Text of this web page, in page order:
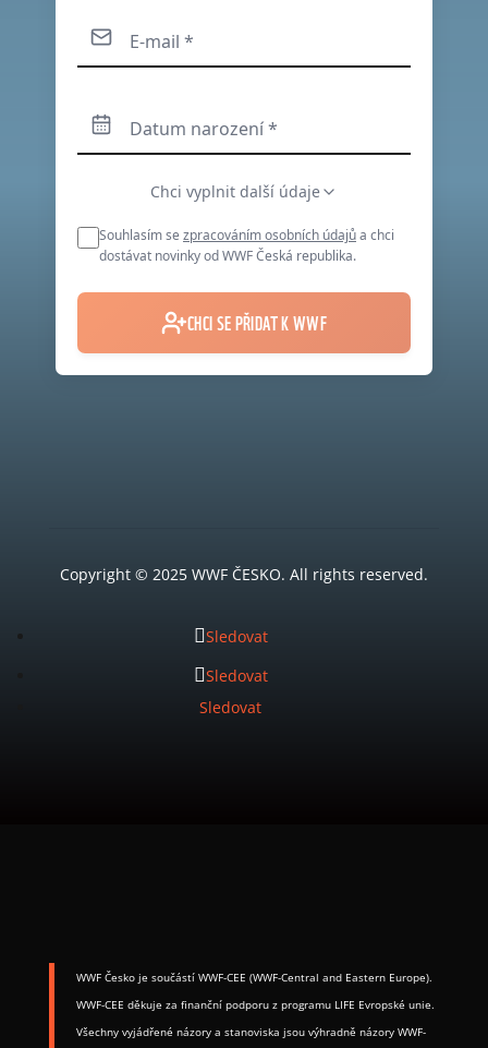
Copyright © 2025 WWF ČESKO. All rights reserved.
Sledovat
Sledovat
Sledovat
WWF Česko je součástí WWF-CEE (WWF-Central and Eastern Europe). ​
WWF-CEE děkuje za finanční podporu z programu LIFE Evropské unie.
Všechny vyjádřené názory a stanoviska jsou výhradně názory WWF-